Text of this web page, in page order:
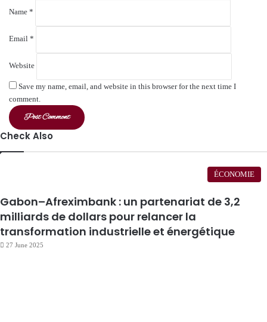
Name *
Email *
Website
Save my name, email, and website in this browser for the next time I
comment.
Check Also
ÉCONOMIE
Gabon–Afreximbank : un partenariat de 3,2
milliards de dollars pour relancer la
transformation industrielle et énergétique
27 June 2025